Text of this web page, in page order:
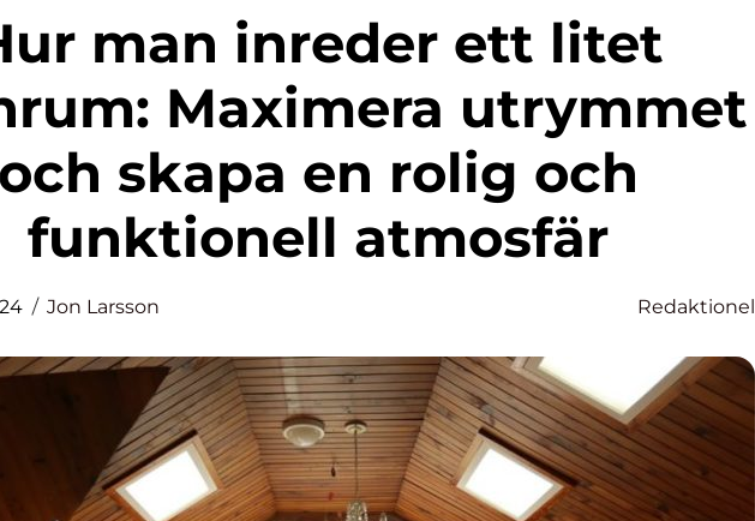
litet
Maximera utrymmet
och skapa en rolig och
funktionell atmosfär
Jon Larsson Redaktionel